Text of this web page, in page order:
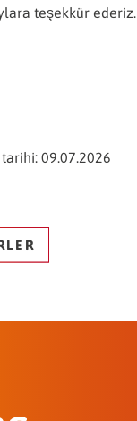
teşekkür ederiz.
09.07.2026